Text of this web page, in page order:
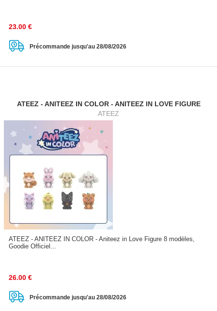
23.00 €
Précommande jusqu'au 28/08/2026
ATEEZ - ANITEEZ IN COLOR - ANITEEZ IN LOVE FIGURE
ATEEZ
ATEEZ - ANITEEZ IN COLOR - Aniteez in Love Figure 8 modèles,
Goodie Officiel...
26.00 €
Précommande jusqu'au 28/08/2026